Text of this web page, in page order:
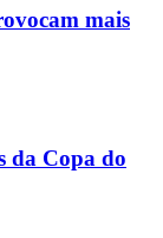
mais
da Copa do